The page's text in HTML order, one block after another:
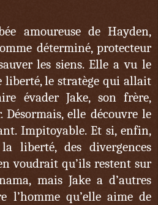
amoureuse de Hayden,
déterminé, protecteur
les siens. Elle a vu le
liberté, le stratège qui allait
évader Jake, son frère,
Désormais, elle découvre le
Impitoyable. Et si, enfin,
liberté, des divergences
voudrait qu’ils restent sur
mais Jake a d’autres
l’homme qu’elle aime de